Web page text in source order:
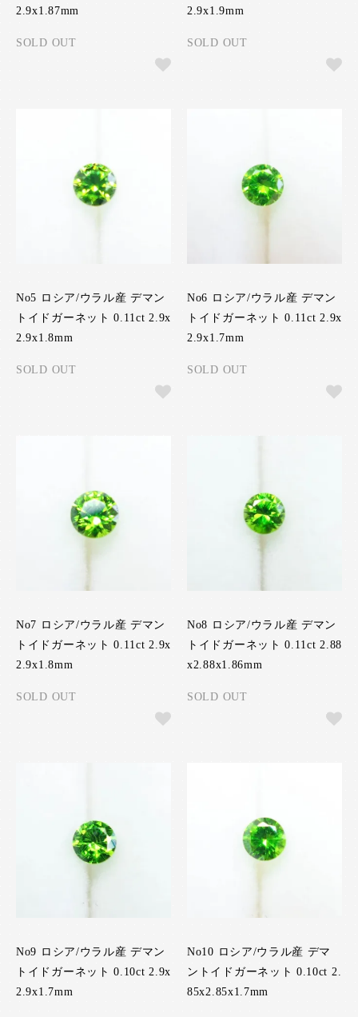
2.9x1.87mm
SOLD OUT
2.9x1.9mm
SOLD OUT
No5 ロシア/ウラル産 デマン
トイドガーネット 0.11ct 2.9x
2.9x1.8mm
SOLD OUT
No6 ロシア/ウラル産 デマン
トイドガーネット 0.11ct 2.9x
2.9x1.7mm
SOLD OUT
No7 ロシア/ウラル産 デマン
トイドガーネット 0.11ct 2.9x
2.9x1.8mm
SOLD OUT
No8 ロシア/ウラル産 デマン
トイドガーネット 0.11ct 2.88
x2.88x1.86mm
SOLD OUT
No9 ロシア/ウラル産 デマン
トイドガーネット 0.10ct 2.9x
2.9x1.7mm
No10 ロシア/ウラル産 デマ
ントイドガーネット 0.10ct 2.
85x2.85x1.7mm